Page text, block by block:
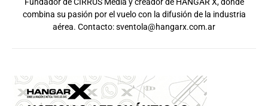
combina su pasión por el vuelo con la difusión de la industria
aérea. Contacto:sventola@hangarx.com.ar